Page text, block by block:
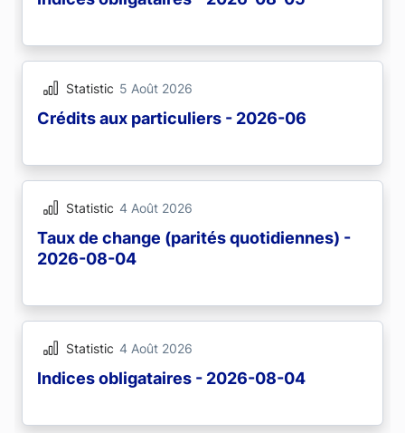
Statistic 5 Août 2026
Crédits aux particuliers - 2026-06
Statistic 4 Août 2026
Taux de change (parités quotidiennes) -
2026-08-04
Statistic 4 Août 2026
Indices obligataires - 2026-08-04